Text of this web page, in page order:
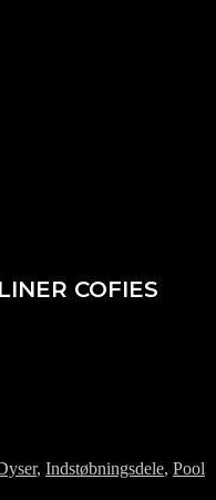
COFIES
, Indstøbningsdele, Pool